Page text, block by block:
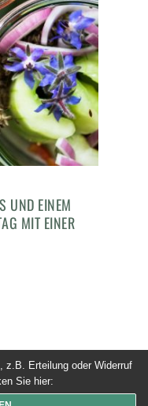
UND EINEM
MIT EINER S
vorbehalten
z.B. Erteilung oder Widerruf
Sie hier: